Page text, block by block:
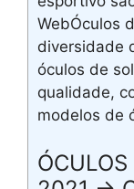
WebÓculos
diversidade
óculos de
qualidade,
modelos de